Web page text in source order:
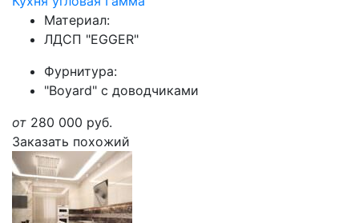
Материал:
ЛДСП "EGGER"
Фурнитура:
"Boyard" с доводчиками
от 280 000 руб.
Заказать похожий